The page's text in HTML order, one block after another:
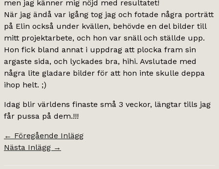
men jag känner mig nöjd med resultatet!
När jag ändå var igång tog jag och fotade några porträtt
på Elin också under kvällen, behövde en del bilder till
mitt projektarbete, och hon var snäll och ställde upp.
Hon fick bland annat i uppdrag att plocka fram sin
argaste sida, och lyckades bra, hihi. Avslutade med
några lite gladare bilder för att hon inte skulle deppa
ihop helt. ;)
Idag blir världens finaste små 3 veckor, längtar tills jag
får pussa på dem.!!!
← Föregående Inlägg
Nästa Inlägg →